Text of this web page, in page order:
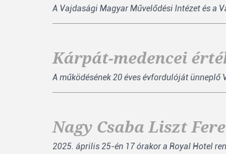
A Vajdasági Magyar Művelődési Intézet és a
Kárpát-medencei
A működésének 20 éves évfordulóját
Nagy Csaba Liszt
2025. április 25-én 17 órakor a Royal Hotel